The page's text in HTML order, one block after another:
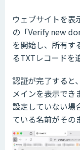
ウェブサイトを表
の「Verify new
を開始し、所有す
るTXTレコードを
認証が完了すると
メインを表示でき
設定していない場
ている名前がその